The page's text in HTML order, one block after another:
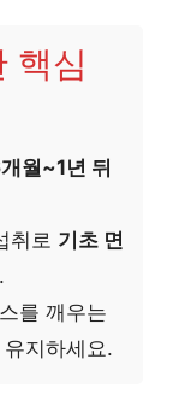
핵심
월~1년 뒤
취로 기초 면
를 깨우는
지하세요.